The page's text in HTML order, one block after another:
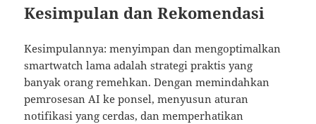
Kesimpulan dan Rekomendasi
Kesimpulannya: menyimpan dan mengoptimalkan
smartwatch lama adalah strategi praktis yang
banyak orang remehkan. Dengan memindahkan
pemrosesan AI ke ponsel, menyusun aturan
notifikasi yang cerdas, dan memperhatikan